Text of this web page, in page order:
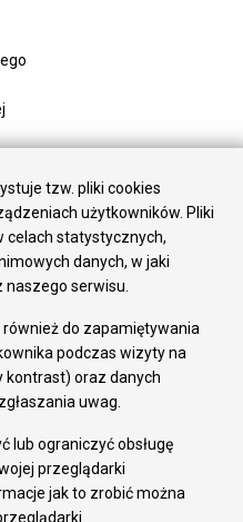
tzw. pliki cookies
użytkowników. Pliki
celach statystycznych,
danych, w jaki
serwisu.
do zapamiętywania
podczas wizyty na
kontrast) oraz danych
uwag.
lub ograniczyć obsługę
przeglądarki
jak to zrobić można